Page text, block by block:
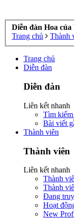
Diễn đàn Hoa của
Trang chủ
Thành
Trang chủ
Diễn đàn
Diễn đàn
Liên kết nhanh
Tìm kiếm
Bài viết
Thành viên
Thành viên
Liên kết nhanh
Thành
Thành
Đang
Hoạt
New